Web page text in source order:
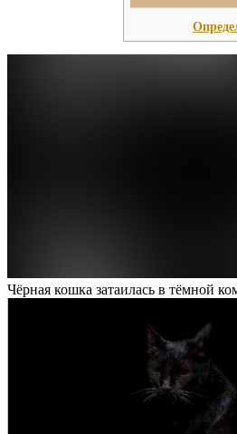
Чёрная кошка затаилась в тёмной